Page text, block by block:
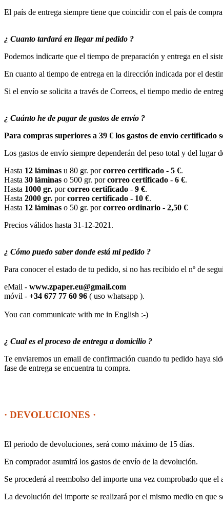
El país de entrega siempre tiene que coincidir con el país de
¿ Cuanto tardará en llegar mi pedido ?
Podemos indicarte que el tiempo de preparación y entrega en el
En cuanto al tiempo de entrega en la dirección indicada por el
Si el envío se solicita a través de Correos, el tiempo medio de
¿ Cuánto he de pagar de gastos de envío ?
Para compras superiores a 39 € los gastos de envío
Los gastos de envío siempre dependerán del peso total y del lugar
Hasta 12 láminas u 80 gr. porcorreo certificado - 5 €.
Hasta 30 láminas o 500 gr. porcorreo certificado - 6 €.
Hasta 1000 gr. porcorreo certificado - 9 €.
Hasta 2000 gr. porcorreo certificado - 10 €.
Hasta 12 láminas o 50 gr. porcorreo ordinario - 2,50 €
Precios válidos hasta 31-12-2021.
¿ Cómo puedo saber donde está mi pedido ?
Para conocer el estado de tu pedido, si no has recibido el nº de
eMail - www.zpaper.eu@gmail.com
móvil - +34 677 77 60 96 ( uso whatsapp ).
You can communicate with me in English :-)
¿ Cual es el proceso de entrega a domicilio ?
Te enviaremos un email de confirmación cuando tu pedido haya
fase de entrega se encuentra tu compra.
· DEVOLUCIONES ·
El periodo de devoluciones, será como máximo de 15 días.
En comprador asumirá los gastos de envío de la devolución.
Se procederá al reembolso del importe una vez comprobado que
La devolución del importe se realizará por el mismo medio en que